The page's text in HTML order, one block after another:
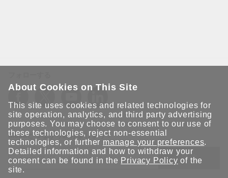
刃の剣でもあります。AIの価値を引き出すためには、これ
トプリントを拡大させる必要があり、高度なAI駆動のサイ
Moxaとつながり続けましょう！
送信
About Cookies on This Site
This site uses cookies and related technologies for
site operation, analytics, and third party advertising
purposes. You may choose to consent to our use of
these technologies, reject non-essential
technologies, or further manage your preferences.
Detailed information and how to withdraw your
consent can be found in the Privacy Policy of the
site.